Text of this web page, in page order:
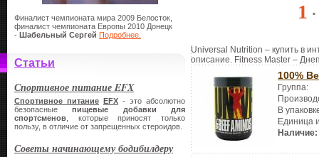
Финалист чемпионата мира 2009 Белосток,
финалист чемпионата Европы 2010 Донецк
- Шабельный Сергей Подробнее.
Статьи
Спортивное питание EFX
Спортивное питание EFX - это абсолютно
безопасныепищевые добавки для
спортсменов , которые приносят только
пользу, в отличие от запрещенных стероидов.
Советы начинающему бодибилдеру
1
Universal Nutrition – купить в
описание. Fitness Master –
100%
Группа:
В
Единица
Наличие: